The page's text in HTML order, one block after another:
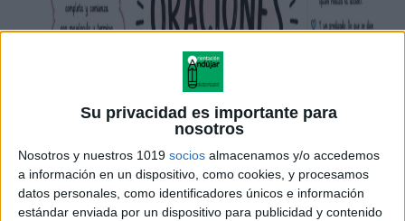
Su privacidad es importante para
nosotros
Nosotros y nuestros 1019 socios almacenamos y/o accedemos
a información en un dispositivo, como cookies, y procesamos
datos personales, como identificadores únicos e información
estándar enviada por un dispositivo para publicidad y contenido